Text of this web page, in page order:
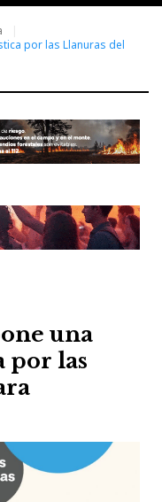
por las Llanuras del
una
por las